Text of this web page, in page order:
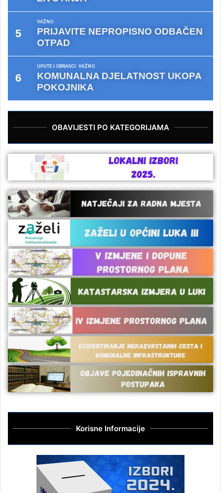
VAŽNO
PRIJAVITE NEPROPISNO ODBAČEN
OTPAD
UPUTE I OBRASCI VAŽNO
KOMUNALNA DJELATNOST UKOPA
POKOJNIKA
OBAVIJESTI PO KATEGORIJAMA
Korisne Informacije